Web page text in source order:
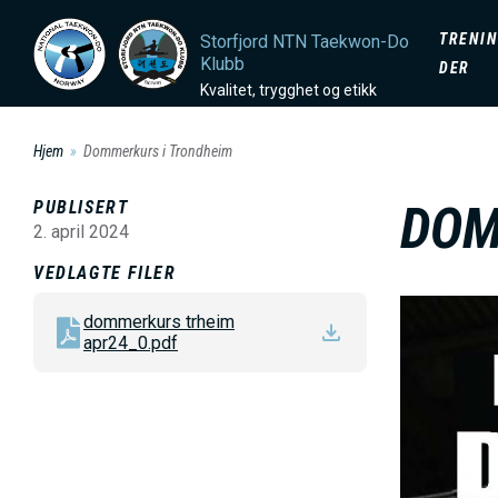
Storfjord NTN Taekwon-Do
Klubb
Kvalitet, trygghet og etikk
D
O
A
I
DER
Hjem Dommerkurs i Trondheim
PUBLISERT
2. april 2024
VEDLAGTE FILER
dommerkurs trheim
apr24_0.pdf